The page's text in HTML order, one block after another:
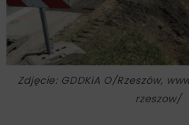
Zdjęcie: GDDKiA O/Rzeszów,
rzeszow/